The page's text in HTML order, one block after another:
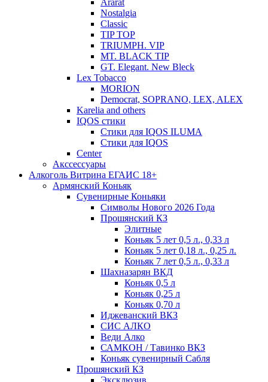
Ararat
Nostalgia
Classic
TIP TOP
TRIUMPH. VIP
MT. BLACK TIP
GT. Elegant. New Bleck
Lex Tobacco
MORION
Democrat, SOPRANO, LEX, ALEX
Karelia and others
IQOS стики
Стики для IQOS ILUMA
Стики для IQOS
Сenter
Акссессуары
Алкоголь Витрина ЕГАИС 18+
Армянский Коньяк
Сувенирные Коньяки
Символы Нового 2026 Года
Прошянский КЗ
Элитные
Коньяк 5 лет 0,5 л., 0,33 л
Коньяк 5 лет 0,18 л., 0,25 л.
Коньяк 7 лет 0,5 л., 0,33 л
Шахназарян ВКД
Коньяк 0,5 л
Коньяк 0,25 л
Коньяк 0,70 л
Иджеванский ВКЗ
СИС АЛКО
Веди Алко
САМКОН / Тавинко ВКЗ
Коньяк сувенирный Сабля
Прошянский КЗ
Эксклюзив